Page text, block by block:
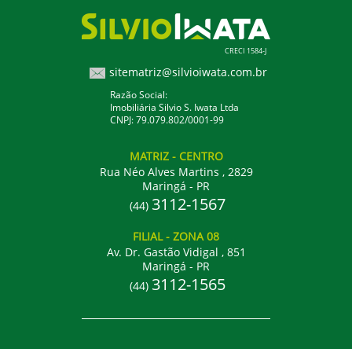
CRECI 1584-J
sitematriz@silvioiwata.com.br
Razão Social:
Imobiliária Silvio S. Iwata Ltda
CNPJ: 79.079.802/0001-99
MATRIZ - CENTRO
Rua Néo Alves Martins , 2829
Maringá - PR
(44) 3112-1567
FILIAL- ZONA 08
Av. Dr. Gastão Vidigal , 851
Maringá - PR
(44) 3112-1565